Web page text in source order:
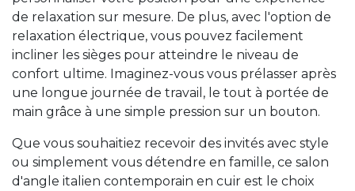
de relaxation sur mesure. De plus, avec l'option de
relaxation électrique, vous pouvez facilement
incliner les sièges pour atteindre le niveau de
confort ultime. Imaginez-vous vous prélasser après
une longue journée de travail, le tout à portée de
main grâce à une simple pression sur un bouton.
Que vous souhaitiez recevoir des invités avec style
ou simplement vous détendre en famille, ce salon
d'angle italien contemporain en cuir est le choix